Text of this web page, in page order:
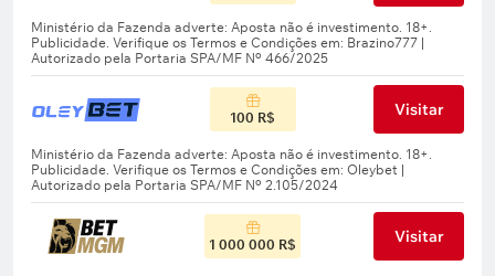
100 R$ Visitar
1 000 000 R$ Visitar